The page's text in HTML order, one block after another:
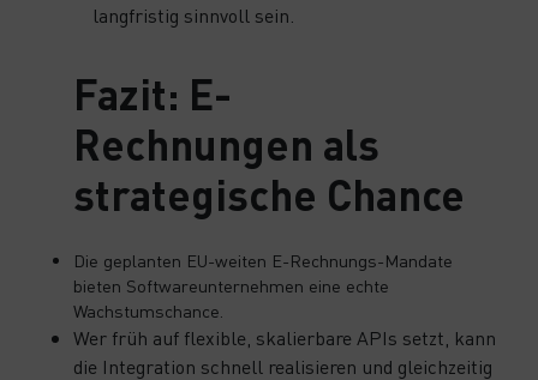
langfristig sinnvoll sein.
Fazit: E-
Rechnungen als
strategische Chance
Die geplanten EU-weiten E-Rechnungs-Mandate
bieten Softwareunternehmen eine echte
Wachstumschance.
Wer früh auf flexible, skalierbare APIs setzt, kann
die Integration schnell realisieren und gleichzeitig